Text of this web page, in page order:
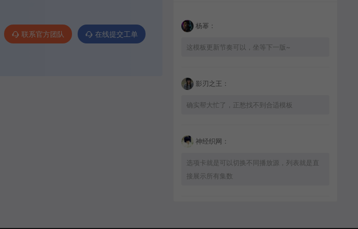
联系官方团队 在线提交工单
杨幂：
这模板更新节奏可以，坐等下一版~
影刃之王：
确实帮大忙了，正愁找不到合适模板
神经织网：
选项卡就是可以切换不同播放源，列表就是直
接展示所有集数